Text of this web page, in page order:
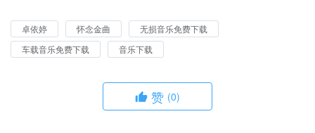
卓依婷 怀念金曲
无损音乐免费下载
车载音乐免费下载
音乐下载
赞 (0)